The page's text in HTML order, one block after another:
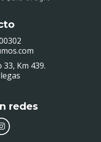
Km 439.
redes